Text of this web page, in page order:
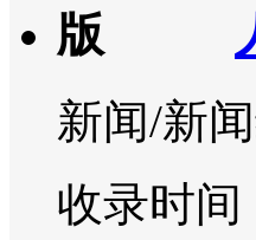
新闻/新
收录时间